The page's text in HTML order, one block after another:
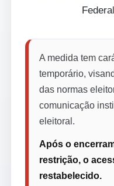
A medida tem
temporário,
das normas
comunicação
eleitoral.
Após o
restrição, o
restabelecido.